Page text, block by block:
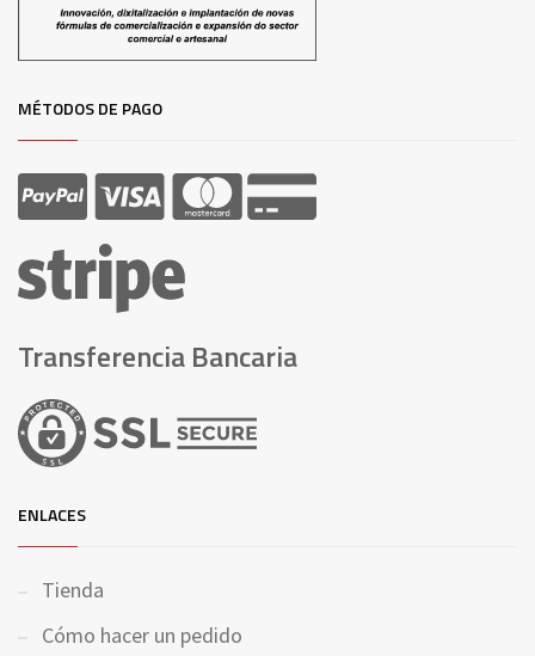
MÉTODOS DE PAGO
Transferencia Bancaria
ENLACES
Tienda
Cómo hacer un pedido